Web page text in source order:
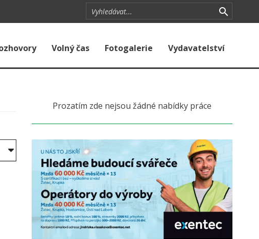
Volný čas Fotogalerie Vydavatelství
Prozatím zde nejsou žádné nabídky práce